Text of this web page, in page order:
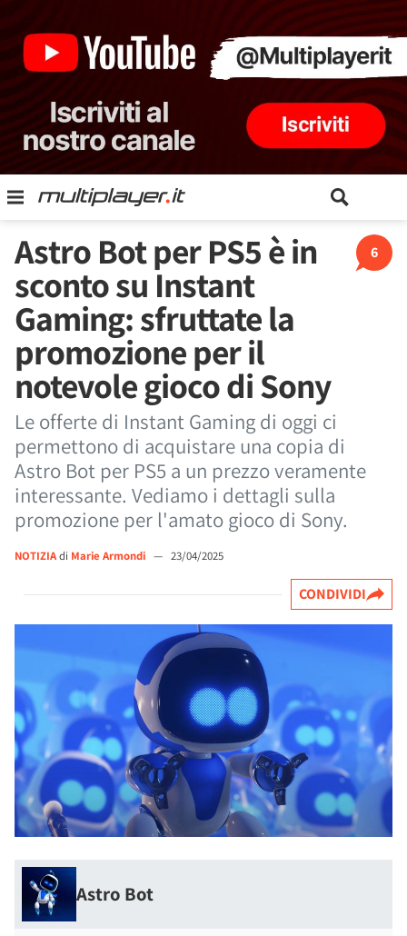
6
Astro Bot per PS5 è in
sconto su Instant
Gaming: sfruttate la
promozione per il
notevole gioco di Sony
Le offerte di Instant Gaming di oggi ci
permettono di acquistare una copia di
Astro Bot per PS5 a un prezzo veramente
interessante. Vediamo i dettagli sulla
promozione per l'amato gioco di Sony.
NOTIZIAdi Marie Armondi — 23/04/2025
CONDIVIDI
Astro Bot